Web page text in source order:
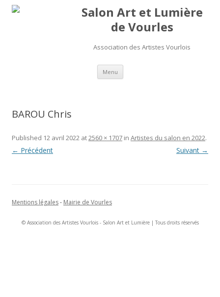
Salon Art et Lumière
de Vourles
Association des Artistes Vourlois
Menu Aller au contenu
BAROU Chris
Published 12 avril 2022 at2560 × 1707 in Artistes du salon en 2022.
← Précédent Suivant →
Mentions légales- Mairie de Vourles
© Association des Artistes Vourlois - Salon Art et Lumière | Tous droits réservés